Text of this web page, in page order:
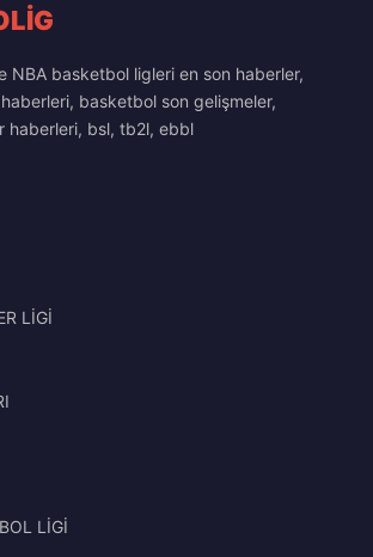
NBA basketbol ligleri en son haberler,
basketbol son gelişmeler,
haberleri, bsl, tb2l, ebbl
LİGİ
LİGİ